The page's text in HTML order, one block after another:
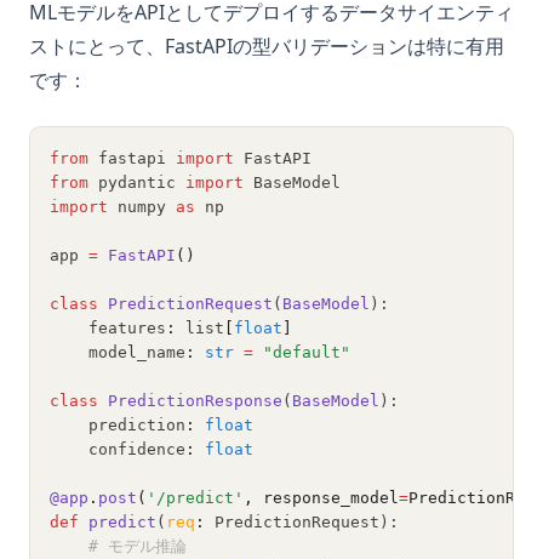
MLモデルをAPIとしてデプロイするデータサイエンティ
ストにとって、FastAPIの型バリデーションは特に有用
です：
from fastapi import FastAPI
from pydantic import BaseModel
import numpy as np
app = FastAPI ()
class PredictionRequest ( BaseModel ):
    features
: list float
    model_name
: str = "default"
class PredictionResponse ( BaseModel ):
    prediction
:
float
    confidence
: float
@app . post ( '/predict' , response_model=
def
predict ( req :
PredictionRequest):
# モデル推論